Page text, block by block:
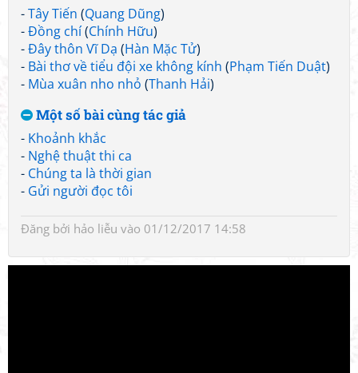
-Tây Tiến (Quang Dũng)
-Đồng chí(Chính Hữu)
-Đây thôn Vĩ Dạ (Hàn Mặc Tử)
- Bài thơ về tiểu đội xe không kính (Phạm Tiến Duật)
- Mùa xuân nho nhỏ (Thanh Hải)
Một số bài cùng tác giả
- Khoảnh khắc
- Nghệ thuật thi ca
- Chúng ta là thời gian
- Gửi người đọc tôi
Đăng bởi hảo liễu vào 01/12/2017 14:58